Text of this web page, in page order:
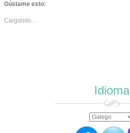
Gústame esto:
Cargando...
Idioma